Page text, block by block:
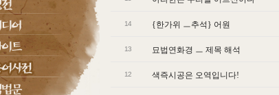
14 {한가위 ㅡ추석} 어원
13 묘법연화경 ㅡ 제목 해석
12 색즉시공은 오역입니다!